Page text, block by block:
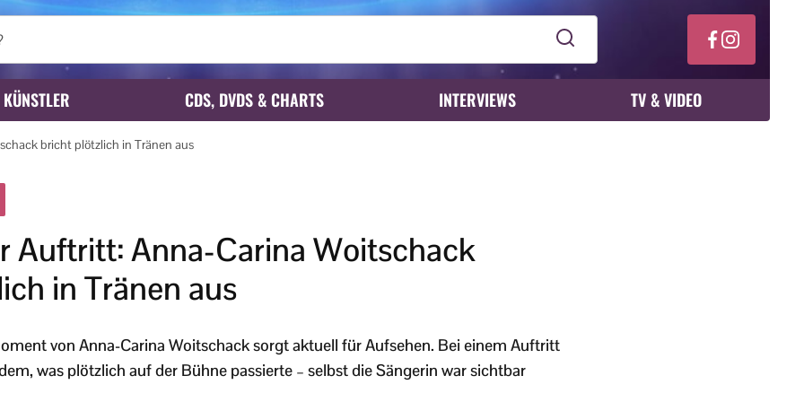
KÜNSTLER CDS, DVDS & CHARTS INTERVIEWS TV & VIDEO
bricht plötzlich in Tränen aus
Auftritt: Anna-Carina Woitschack
in Tränen aus
von Anna-Carina Woitschack sorgt aktuell für Aufsehen. Bei einem Auftritt
was plötzlich auf der Bühne passierte – selbst die Sängerin war sichtbar